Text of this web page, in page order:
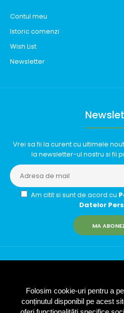
Folosim cookie-uri pentru a
conținutul disponibil pe acest
Contul meu
Istoric comenzi
Wish List
Newsletter
Vrei sa fii la curent cu ultimele
la newsletter-ul nostru si fii
Am citit si sunt de acord cu
Datelor
MA
InfinityRun © 2026 Toate